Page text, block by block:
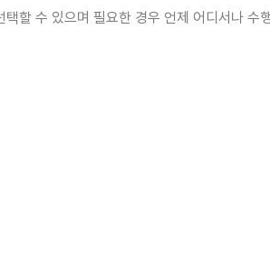
수 있으며 필요한 경우 언제 어디서나 수